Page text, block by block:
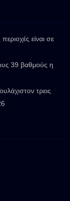
είναι σε
39 βαθμούς η
τρεις